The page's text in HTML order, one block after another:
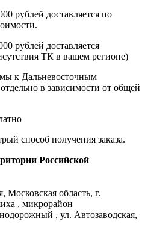
рублей доставляется по
рублей доставляется
ТК в вашем регионе)
к Дальневосточным
в зависимости от общей
способ получения заказа.
Российской
Московская область, г.
, микрорайон
, ул. Автозаводская,